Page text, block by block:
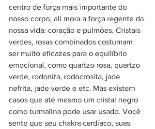
centro de força mais importante do
nosso corpo, ali mora a força regente da
nossa vida: coração e pulmões. Cristais
verdes, rosas combinados costumam
ser muito eficazes para o equilíbrio
emocional, como quartzo rosa, quartzo
verde, rodonita, rodocrosita, jade
nefrita, jade verde e etc. Mas existem
casos que até mesmo um cristal negro
como turmalina pode usar usado. Você
sente que seu chakra cardíaco, suas